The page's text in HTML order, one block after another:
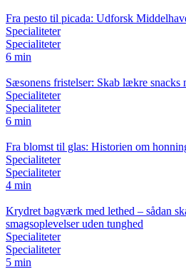
Fra pesto til picada: Udforsk
Specialiteter
Specialiteter
6 min
Sæsonens fristelser: Skab lækre snacks
Specialiteter
Specialiteter
6 min
Fra blomst til glas: Historien om
Specialiteter
Specialiteter
4 min
Krydret bagværk med lethed – sådan
smagsoplevelser uden tunghed
Specialiteter
Specialiteter
5 min